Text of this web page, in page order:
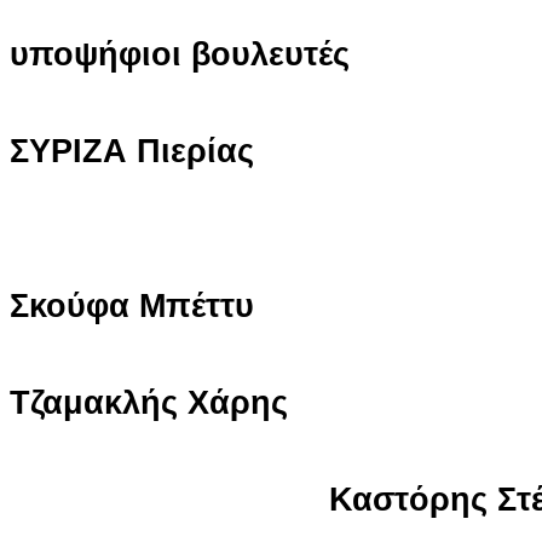
υποψήφιοι βουλευτές
ΣΥΡΙΖΑ Πιερίας
Σκούφα Μπέττυ
Τζαμακλής Χάρης
Καστόρης